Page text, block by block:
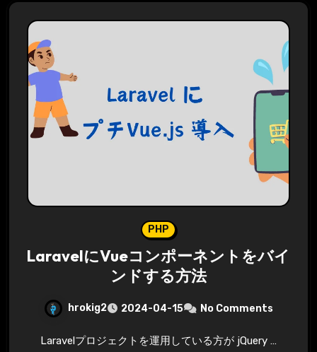
PHP
LaravelにVueコンポーネントをバイ
ンドする方法
hrokig2 2024-04-15 No Comments
Laravelプロジェクトを運用している方が jQuery …